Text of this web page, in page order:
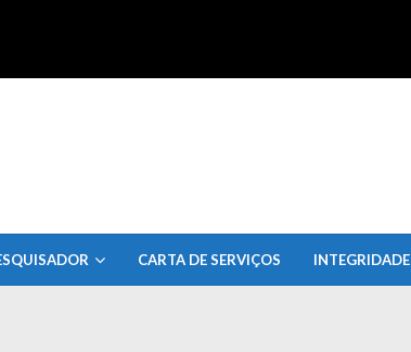
CARTA DE SERVIÇOS INTEGRIDADE